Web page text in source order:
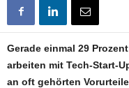
Gerade einmal 29
arbeiten mit Tech-Start-
an oft gehörten